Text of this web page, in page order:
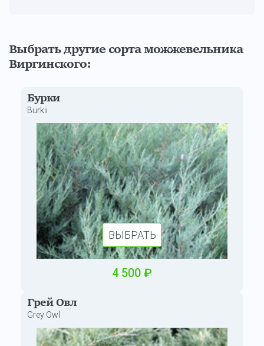
Выбрать другие сорта можжевельника
Виргинского:
Бурки
Burkii
ВЫБРАТЬ
4 500 ₽
Грей Овл
Grey Owl